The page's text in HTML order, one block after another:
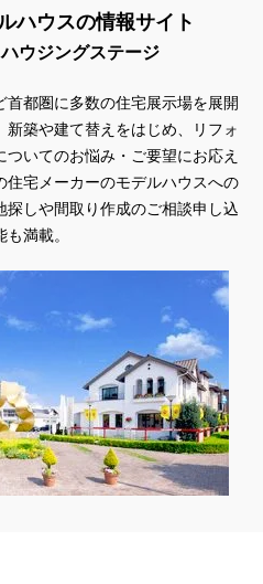
ハウスの情報サイト
ウジングステージ
首都圏に多数の住宅展示場を展開
築や建て替えをはじめ、リフォ
いてのお悩み・ご要望にお応え
住宅メーカーのモデルハウスへの
しや間取り作成のご相談申し込
満載。